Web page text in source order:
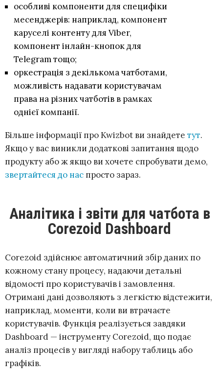
особливі компоненти для специфіки
месенджерів: наприклад, компонент
каруселі контенту для Viber,
компонент інлайн-кнопок для
Telegram тощо;
оркестрація з декількома чатботами,
можливість надавати користувачам
права на різних чатботів в рамках
однієї компанії.
Більше інформації про Kwizbot ви знайдете тут.
Якщо у вас виникли додаткові запитання щодо
продукту або ж якщо ви хочете спробувати демо,
звертайтеся до нас просто зараз.
Аналітика і звіти для чатбота в
Corezoid Dashboard
Corezoid здійснює автоматичний збір даних по
кожному стану процесу, надаючи детальні
відомості про користувачів і замовлення.
Отримані дані дозволяють з легкістю відстежити,
наприклад, моменти, коли ви втрачаєте
користувачів. Функція реалізується завдяки
Dashboard — інструменту Corezoid, що подає
аналіз процесів у вигляді набору таблиць або
графіків.